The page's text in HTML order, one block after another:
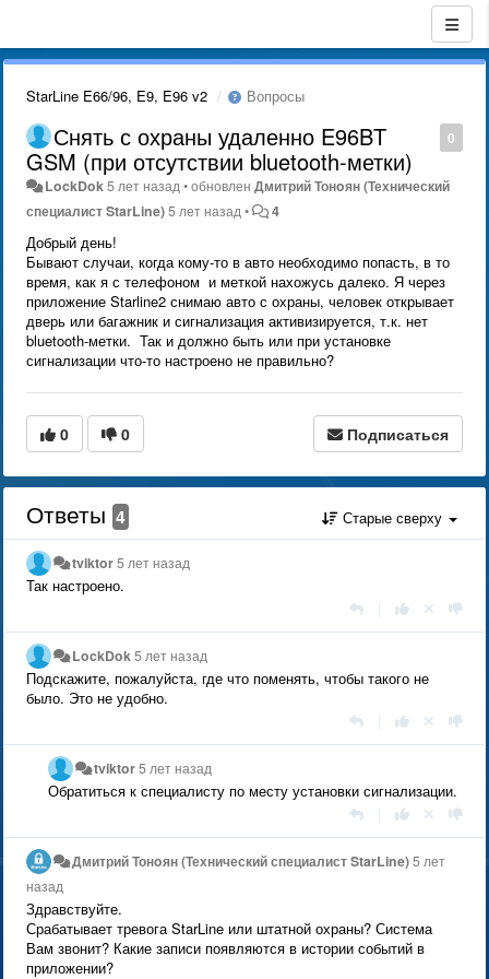
StarLine E66/96, E9, E96 v2 Вопросы
0
Снять с охраны удаленно E96BT
GSM (при отсутствии bluetooth-метки)
LockDok5 лет назад•обновленДмитрий Тонoян (Технический
специалист StarLine)5 лет назад• 4
Добрый день!
Бывают случаи, когда кому-то в авто необходимо попасть, в то
время, как я с телефоном и меткой нахожусь далеко. Я через
приложение Starline2 снимаю авто с охраны, человек открывает
дверь или багажник и сигнализация активизируется, т.к. нет
bluetooth-метки. Так и должно быть или при установке
сигнализации что-то настроено не правильно?
0 0 Подписаться
Ответы 4 Старые сверху
tviktor5 лет назад
Так настроено.
LockDok5 лет назад
Подскажите, пожалуйста, где что поменять, чтобы такого не
было. Это не удобно.
tviktor5 лет назад
Обратиться к специалисту по месту установки сигнализации.
Дмитрий Тонoян (Технический специалист StarLine)5 лет
назад
Здравствуйте.
Срабатывает тревога StarLine или штатной охраны? Система
Вам звонит? Какие записи появляются в истории событий в
приложении?